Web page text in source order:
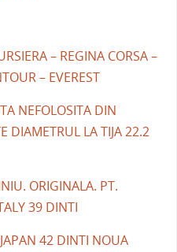
– REGINA CORSA –
– EVEREST
NEFOLOSITA DIN
DIAMETRUL LA TIJA 22.2
ORIGINALA. PT.
39 DINTI
42 DINTI NOUA